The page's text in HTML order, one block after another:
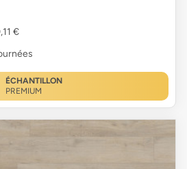
€
ÉCHANTILLON
PREMIUM